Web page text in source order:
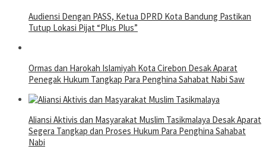
Audiensi Dengan PASS, Ketua DPRD Kota Bandung Pastikan
Tutup Lokasi Pijat “Plus Plus”
Ormas dan Harokah Islamiyah Kota Cirebon Desak Aparat
Penegak Hukum Tangkap Para Penghina Sahabat Nabi Saw
Aliansi Aktivis dan Masyarakat Muslim Tasikmalaya Desak Aparat
Segera Tangkap dan Proses Hukum Para Penghina Sahabat
Nabi